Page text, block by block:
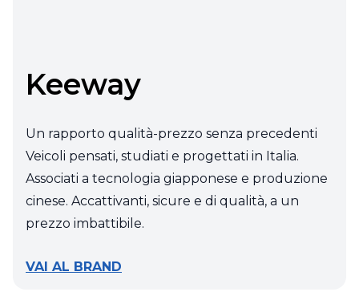
Keeway
Un rapporto qualità-prezzo senza precedenti
Veicoli pensati, studiati e progettati in Italia.
Associati a tecnologia giapponese e produzione
cinese. Accattivanti, sicure e di qualità, a un
prezzo imbattibile.
VAI AL BRAND